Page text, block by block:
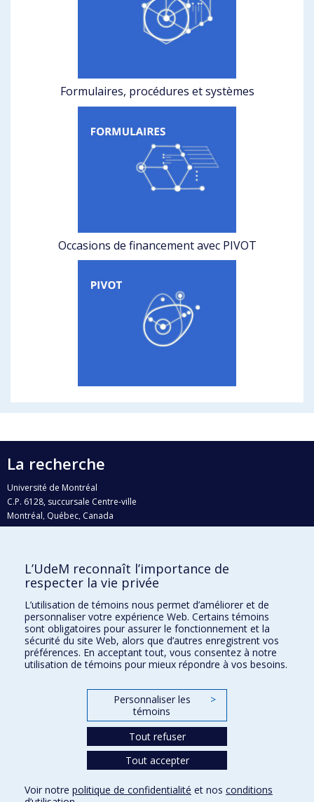
Formulaires, procédures et systèmes
Occasions de financement avec PIVOT
La recherche
Université de Montréal
C.P. 6128, succursale Centre-ville
Montréal, Québec, Canada
H3C 3J7
Qui fait quoi?
Nous trouver
Plan du site
Accessibilité
Conditions d’utilisation
L’UdeM reconnaît l’importance de
respecter la vie privée
L’utilisation de témoins nous permet d’améliorer et de
personnaliser votre expérience Web. Certains témoins
sont obligatoires pour assurer le fonctionnement et la
sécurité du site Web, alors que d’autres enregistrent vos
préférences. En acceptant tout, vous consentez à notre
utilisation de témoins pour mieux répondre à vos besoins.
Personnaliser les
témoins
>
Tout refuser
Tout accepter
Voir notre politique de confidentialité et nos conditions